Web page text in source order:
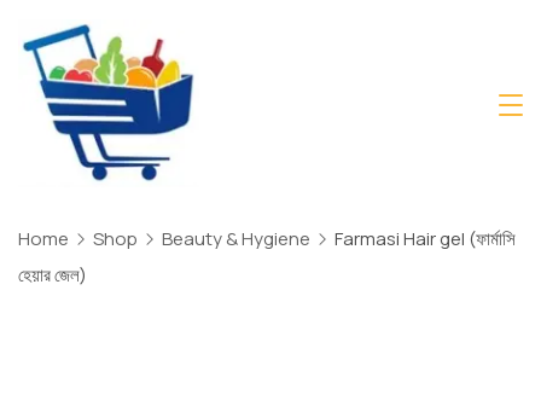
content
Dhaka
Home Shop Beauty & Hygiene
Farmasi Hair gel (ফার্মাসি
হেয়ার জেল)